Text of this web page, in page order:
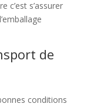
c’est s’assurer
de
conditions